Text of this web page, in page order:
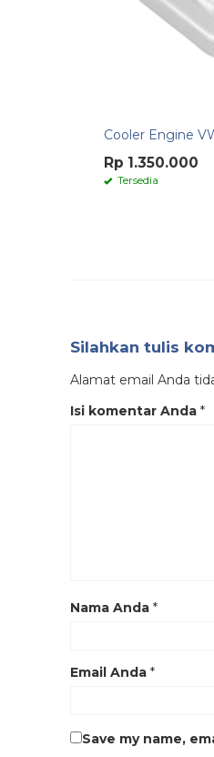
Cooler Engine
Rp 1.350.000
Tersedia
Silahkan tulis
Alamat email Anda
Isi komentar Anda *
Nama Anda *
Email Anda *
Save my name,